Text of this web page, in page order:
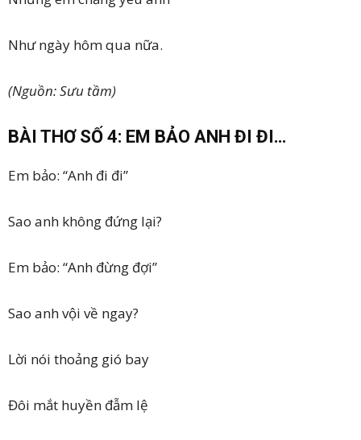
Như ngày hôm qua nữa.
(Nguồn: Sưu tầm)
BÀI THƠ SỐ 4: EM BẢO ANH ĐI ĐI…
Em bảo: “Anh đi đi”
Sao anh không đứng lại?
Em bảo: “Anh đừng đợi”
Sao anh vội về ngay?
Lời nói thoảng gió bay
Đôi mắt huyền đẫm lệ